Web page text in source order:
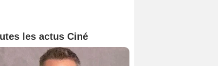
les actus Ciné